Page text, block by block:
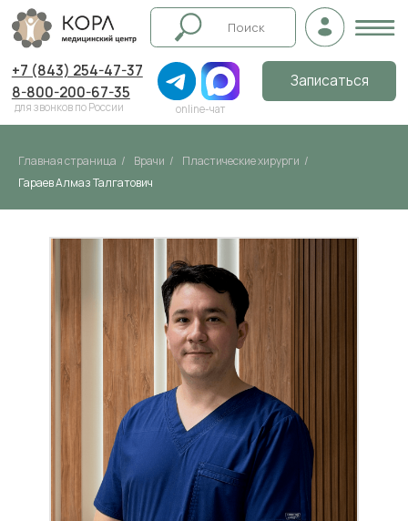
Записаться
online-чат
8-800-200-67-35
Главная страница / Врачи / Пластические хирурги /
Гараев Алмаз Талгатович